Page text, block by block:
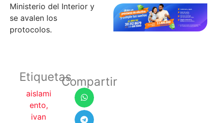
Ministerio del Interior y
se avalen los
protocolos.
Etiquetas
aislami
ento,
ivan
Compartir